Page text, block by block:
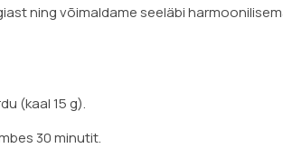
ning võimaldame seeläbi
(kaal 15 g).
30 minutit.